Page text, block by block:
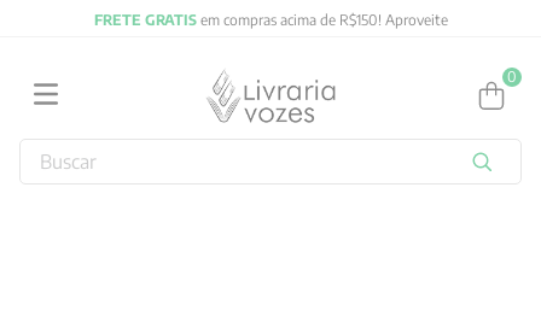
FRETE GRATISem compras acima de R$150! Aproveite
0
Buscar